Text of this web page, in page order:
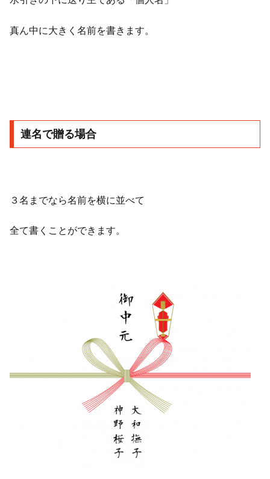
真ん中に大きく名前を書きます。
連名で贈る場合
３名までなら名前を横に並べて
全て書くことができます。